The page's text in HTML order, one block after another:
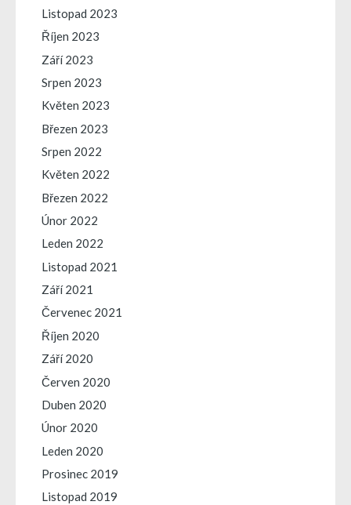
Listopad 2023
Říjen 2023
Září 2023
Srpen 2023
Květen 2023
Březen 2023
Srpen 2022
Květen 2022
Březen 2022
Únor 2022
Leden 2022
Listopad 2021
Září 2021
Červenec 2021
Říjen 2020
Září 2020
Červen 2020
Duben 2020
Únor 2020
Leden 2020
Prosinec 2019
Listopad 2019